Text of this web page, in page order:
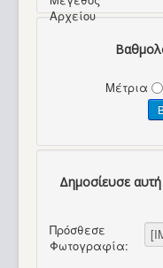
Αρχείου
Μέτρια
Δημοσίευσε
Πρόσθεσε
Φωτογραφία: